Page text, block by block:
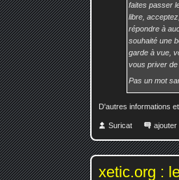
faites passer
libre,
répondre à
souhaité une
garde à vue,
vous priver
Pas un mot
D'autres informations
Suricat ajouter
xetic.org :